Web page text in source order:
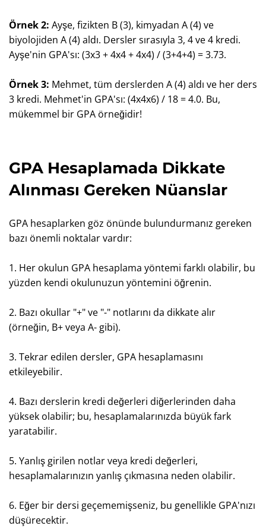
Örnek 2: Ayşe, fizikten B (3), kimyadan A (4) ve
biyolojiden A (4) aldı. Dersler sırasıyla 3, 4 ve 4 kredi.
Ayşe'nin GPA'sı: (3x3 + 4x4 + 4x4) / (3+4+4) = 3.73.
Örnek 3: Mehmet, tüm derslerden A (4) aldı ve her ders
3 kredi. Mehmet'in GPA'sı: (4x4x6) / 18 = 4.0. Bu,
mükemmel bir GPA örneğidir!
GPA Hesaplamada Dikkate
Alınması Gereken Nüanslar
GPA hesaplarken göz önünde bulundurmanız gereken
bazı önemli noktalar vardır:
1. Her okulun GPA hesaplama yöntemi farklı olabilir, bu
yüzden kendi okulunuzun yöntemini öğrenin.
2. Bazı okullar "+" ve "-" notlarını da dikkate alır
(örneğin, B+ veya A- gibi).
3. Tekrar edilen dersler, GPA hesaplamasını
etkileyebilir.
4. Bazı derslerin kredi değerleri diğerlerinden daha
yüksek olabilir; bu, hesaplamalarınızda büyük fark
yaratabilir.
5. Yanlış girilen notlar veya kredi değerleri,
hesaplamalarınızın yanlış çıkmasına neden olabilir.
6. Eğer bir dersi geçememişseniz, bu genellikle GPA'nızı
düşürecektir.